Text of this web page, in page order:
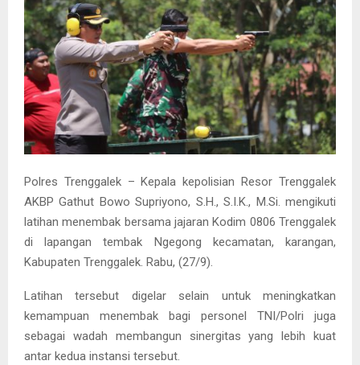
Polres Trenggalek – Kepala kepolisian Resor Trenggalek
AKBP Gathut Bowo Supriyono, S.H., S.I.K., M.Si. mengikuti
latihan menembak bersama jajaran Kodim 0806 Trenggalek
di lapangan tembak Ngegong kecamatan, karangan,
Kabupaten Trenggalek. Rabu, (27/9).
Latihan tersebut digelar selain untuk meningkatkan
kemampuan menembak bagi personel TNI/Polri juga
sebagai wadah membangun sinergitas yang lebih kuat
antar kedua instansi tersebut.